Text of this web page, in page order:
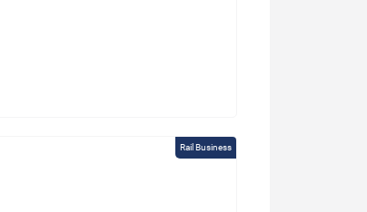
Rail Business